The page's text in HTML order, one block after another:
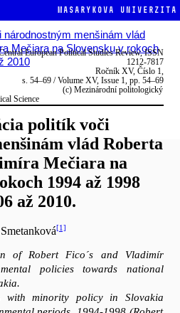
Masarykova univerzita
národnostným menšinám vlád
Mečiara na Slovensku v rokoch
2010